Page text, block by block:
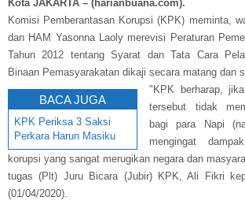
Kota JAKARTA – (harianbuana.com).
Komisi Pemberantasan Korupsi (KPK) meminta,
dan HAM Yasonna Laoly merevisi Peraturan
Tahun 2012 tentang Syarat dan Tata Cara
Binaan Pemasyarakatan dikaji secara matang dan
BACA JUGA
KPK Periksa 3 Saksi
Perkara Harun Masiku
"KPK berharap,
tersebut tidak
bagi para Napi
mengingat
korupsi yang sangat merugikan negara dan
tugas (Plt) Juru Bicara (Jubir) KPK, Ali Fikri
(01/04/2020).